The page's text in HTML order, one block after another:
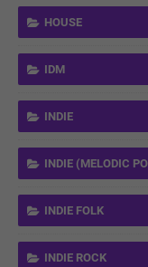
HOUSE
IDM
INDIE
INDIE (MELODIC
INDIE FOLK
INDIE ROCK